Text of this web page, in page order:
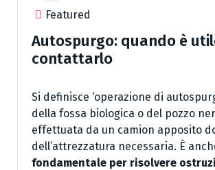
Featured
Autospurgo: quando è
contattarlo
Si definisce ‘operazione di
della fossa biologica o del pozzo
effettuata da un camion apposito
dell’attrezzatura necessaria. È
fondamentale per risolvere